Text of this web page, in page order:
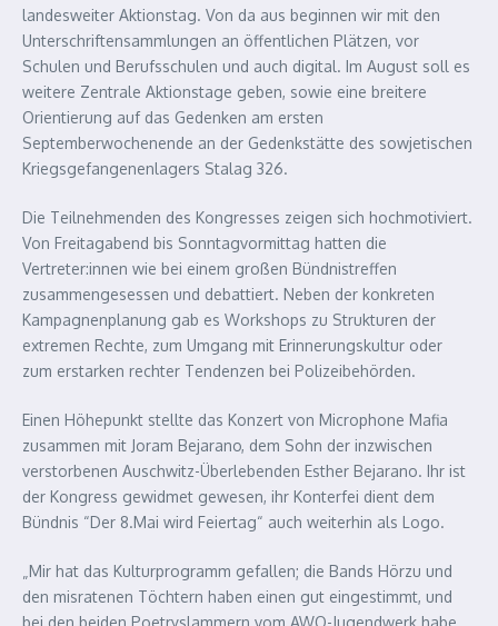
landesweiter Aktionstag. Von da aus beginnen wir mit den
Unterschriftensammlungen an öffentlichen Plätzen, vor
Schulen und Berufsschulen und auch digital. Im August soll es
weitere Zentrale Aktionstage geben, sowie eine breitere
Orientierung auf das Gedenken am ersten
Septemberwochenende an der Gedenkstätte des sowjetischen
Kriegsgefangenenlagers Stalag 326.
Die Teilnehmenden des Kongresses zeigen sich hochmotiviert.
Von Freitagabend bis Sonntagvormittag hatten die
Vertreter:innen wie bei einem großen Bündnistreffen
zusammengesessen und debattiert. Neben der konkreten
Kampagnenplanung gab es Workshops zu Strukturen der
extremen Rechte, zum Umgang mit Erinnerungskultur oder
zum erstarken rechter Tendenzen bei Polizeibehörden.
Einen Höhepunkt stellte das Konzert von Microphone Mafia
zusammen mit Joram Bejarano, dem Sohn der inzwischen
verstorbenen Auschwitz-Überlebenden Esther Bejarano. Ihr ist
der Kongress gewidmet gewesen, ihr Konterfei dient dem
Bündnis “Der 8.Mai wird Feiertag“ auch weiterhin als Logo.
„Mir hat das Kulturprogramm gefallen; die Bands Hörzu und
den misratenen Töchtern haben einen gut eingestimmt, und
bei den beiden Poetryslammern vom AWO-Jugendwerk habe